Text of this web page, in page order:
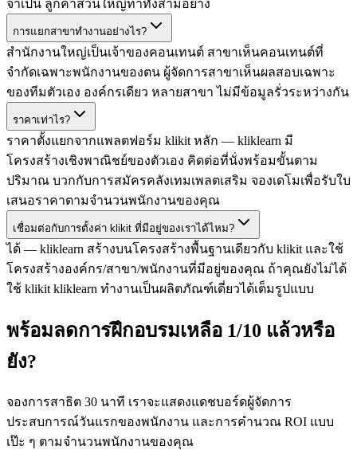
จำเป็น ลูกค้าส่วนใหญ่ทำทั้งสามอย่าง
การแยกสาขาทำงานอย่างไร?
สำนักงานใหญ่เป็นเจ้าของคอนเทนต์ สาขาเห็นคอนเทนต์ที่
จำกัดเฉพาะพนักงานของตน ผู้จัดการสาขาเห็นผลสอบเฉพาะ
ของทีมตัวเอง องค์กรเดียว หลายสาขา ไม่มีข้อมูลรั่วระหว่างกัน
ราคาเท่าไร?
ราคาตั้งแยกจากแพลตฟอร์ม klikit หลัก — kliklearn มี
โครงสร้างเชิงพาณิชย์ของตัวเอง คิดต่อที่นั่งพร้อมขั้นตาม
ปริมาณ บวกกับการสมัครคลังเทมเพลตเสริม จองเดโมเพื่อรับใบ
เสนอราคาตามจำนวนพนักงานของคุณ
เชื่อมต่อกับการตั้งค่า klikit ที่มีอยู่ของเราได้ไหม?
ได้ — kliklearn สร้างบนโครงสร้างพื้นฐานเดียวกับ klikit และใช้
โครงสร้างองค์กร/สาขา/พนักงานที่มีอยู่ของคุณ ถ้าคุณยังไม่ได้
ใช้ klikit kliklearn ทำงานเป็นผลิตภัณฑ์เดี่ยวได้เต็มรูปแบบ
พร้อมลดการฝึกอบรมเหลือ 1/10 แล้วหรือ
ยัง?
จองการสาธิต 30 นาที เราจะแสดงแดชบอร์ดผู้จัดการ
ประสบการณ์วันแรกของพนักงาน และการคำนวณ ROI แบบ
เป๊ะ ๆ ตามจำนวนพนักงานของคุณ